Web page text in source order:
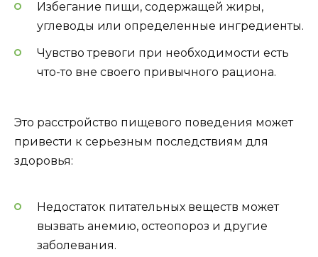
Избегание пищи, содержащей жиры,
углеводы или определенные ингредиенты.
Чувство тревоги при необходимости есть
что-то вне своего привычного рациона.
Это расстройство пищевого поведения может
привести к серьезным последствиям для
здоровья:
Недостаток питательных веществ может
вызвать анемию, остеопороз и другие
заболевания.